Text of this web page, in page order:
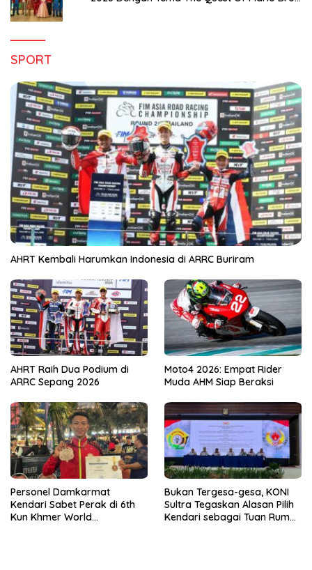
SPORT
AHRT Kembali Harumkan Indonesia di ARRC Buriram
AHRT Raih Dua Podium di
ARRC Sepang 2026
Moto4 2026: Empat Rider
Muda AHM Siap Beraksi
Personel Damkarmat
Kendari Sabet Perak di 6th
Kun Khmer World
Bukan Tergesa-gesa, KONI
Sultra Tegaskan Alasan Pilih
Kendari sebagai Tuan Rumah